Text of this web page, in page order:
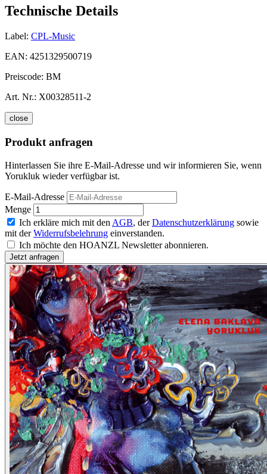
Technische Details
Label: CPL-Music
EAN: 4251329500719
Preiscode: BM
Art. Nr.: X00328511-2
close
Produkt anfragen
Hinterlassen Sie ihre E-Mail-Adresse und wir informieren Sie, wenn
Yorukluk wieder verfügbar ist.
E-Mail-Adresse
Menge
Ich erkläre mich mit den AGB, derDatenschutzerklärung sowie
mit derWiderrufsbelehrung einverstanden.
Ich möchte den HOANZL Newsletter abonnieren.